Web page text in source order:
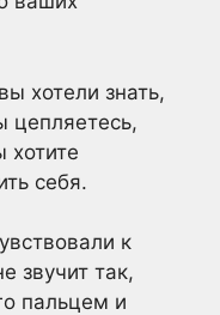
хотели знать,
цепляетесь,
хотите
себя.
к
звучит так,
пальцем и